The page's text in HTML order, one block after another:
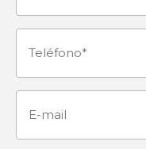
Teléfono (Obligatorio)